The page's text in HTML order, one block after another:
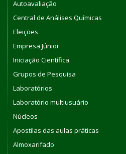
Autoavaliação
Central de Análises Químicas
Eleições
Empresa Júnior
Iniciação Científica
Grupos de Pesquisa
Laboratórios
Laboratório multiusuário
Núcleos
Apostilas das aulas práticas
Almoxarifado